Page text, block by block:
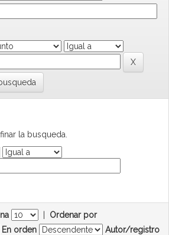
la busqueda.
Ordenar por
En orden
Autor/registro